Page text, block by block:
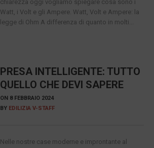
chiarezza oggi vogliamo spiegare cosa sono i
Watt, i Volt e gli Ampere. Watt, Volt e Ampere: la
legge di Ohm A differenza di quanto in molti...
PRESA INTELLIGENTE: TUTTO
QUELLO CHE DEVI SAPERE
ON 8 FEBBRAIO 2024
BY EDILIZIA V-STAFF
Nelle nostre case moderne e improntante al